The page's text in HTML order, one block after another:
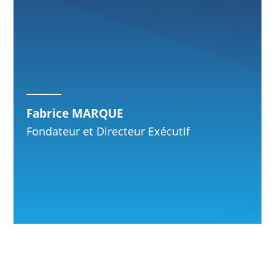
Fabrice MARQUE
Fondateur et Directeur Exécutif